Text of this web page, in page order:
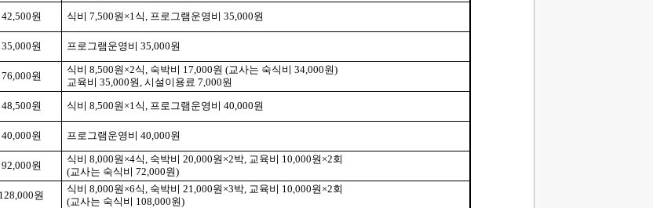
42,500원 식비 7,500원 ×1식, 프로그램운영비 35,000원
35,000원 프로그램운영비 35,000원
76,000원
식비 8,500원 ×2식, 숙박비 17,000원 (교사는 숙식비 34,000원)
교육비 35,000원, 시설이용료 7,000원
48,500원 식비 8,500원 ×1식, 프로그램운영비 40,000원
40,000원 프로그램운영비 40,000원
92,000원
식비 8,000원 ×4식, 숙박비 20,000원 ×2박, 교육비 10,000원 ×2회
(교사는 숙식비 72,000원)
128,000원
식비 8,000원 ×6식, 숙박비 21,000원 ×3박, 교육비 10,000원 ×2회
(교사는 숙식비 108,000원)